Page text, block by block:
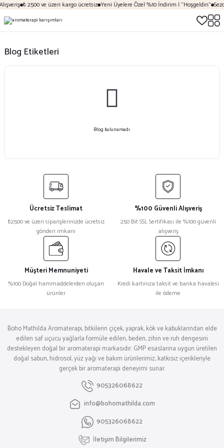
₺ 2500 ve üzeri kargo ücretsiz Yeni Üyelere Özel %10 İndirim | "Hoşgeldin"
Blog Etiketleri
Blog bulunamadı.
Ücretsiz Teslimat
₺2500 ve üzeri siparişlerinizde ücretsiz
gönderi imkanı
%100 Güvenli Alışveriş
250 Bit SSL Sertifikası ile %100 güvenli
alışveriş
Müşteri Memnuniyeti
%100 Doğal hammaddelerden oluşan
ürünler
Havale ve Taksit İmkanı
Kredi kartınıza taksit ve banka havalesi
ile ödeme
Boho Mathilda Aromaterapi, bitkilerin çiçek, yaprak, kök ve kabuklarından elde
edilen saf uçucu yağlarla formüle edilen, beden, zihin ve ruh dengesini
destekleyen doğal bir aromaterapi markasıdır. GMP esaslarına uygun üretilen
doğal sabun, hidrosol, yüz yağı ve bakım ürünlerimiz, katkısız içerikleriyle
gerçek bir aromaterapi deneyimi sunar.
905326068622
info@bohomathilda.com
905326068622
İletişim Bilgilerimiz